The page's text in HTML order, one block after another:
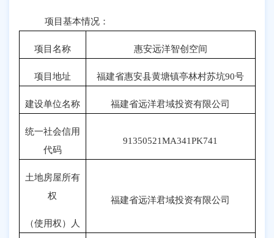
项目基本情况：
项目名称 惠安远洋智创空间
项目地址 福建省惠安县黄塘镇亭林村苏坑90号
建设单位名称 福建省远洋君域投资有限公司
统一社会信用
代码
91350521MA341PK741
土地房屋所有
权
（使用权）人
福建省远洋君域投资有限公司